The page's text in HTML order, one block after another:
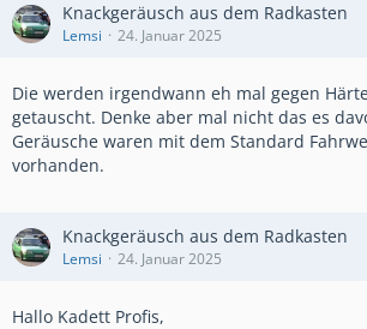
Knackgeräusch aus dem Radkasten
Lemsi 24. Januar 2025
Die werden irgendwann eh mal gegen
getauscht. Denke aber mal nicht das es
Geräusche waren mit dem Standard
vorhanden.
Knackgeräusch aus dem Radkasten
Lemsi 24. Januar 2025
Hallo Kadett Profis,